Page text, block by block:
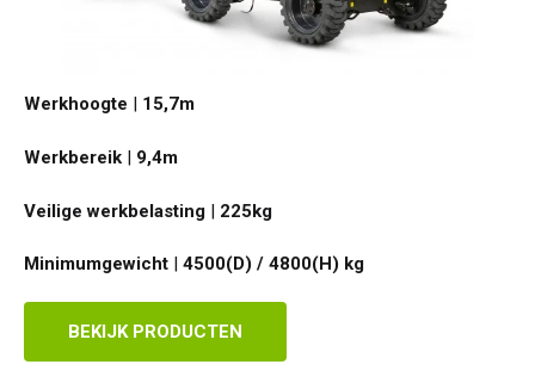
Werkhoogte | 15,7m
Werkbereik | 9,4m
Veilige werkbelasting | 225kg
Minimumgewicht | 4500(D) / 4800(H) kg
BEKIJK PRODUCTEN